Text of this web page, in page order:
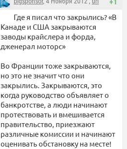
Где я писал что закрылись? «В
Канаде и США закрываются
заводы крайслера и форда,
дженерал моторс»
Во Франции тоже закрываются,
но это не значит что они
закрылись. Закрываются, это
когда руководство объявляет о
банкротстве, а люди начинают
протествовать и вмешивается
правительство, приезжают
различные комиссии и начинают
оценивать обстановку на месте!